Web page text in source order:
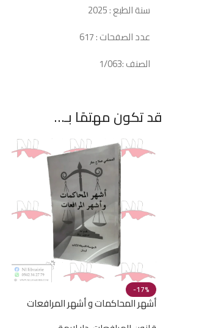
سنة الطبع : 2025
عدد الصفحات : 617
الصنف :1/063
قد تكون مهتمًا بـ…
-17%
أشهر المحاكمات و أشهر المرافعات